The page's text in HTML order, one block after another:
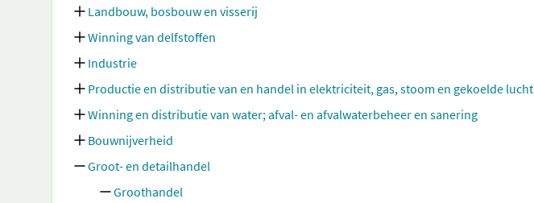
Landbouw, bosbouw en visserij
Winning van delfstoffen
Industrie
Productie en distributie van en handel in elektriciteit, gas, stoom en gekoelde lucht
Winning en distributie van water; afval- en afvalwaterbeheer en sanering
Bouwnijverheid
Groot- en detailhandel
Groothandel